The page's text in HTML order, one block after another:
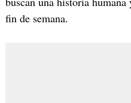
fin de semana.